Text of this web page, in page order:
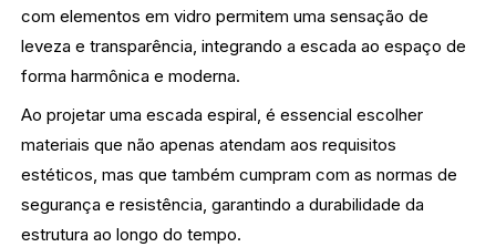
com elementos em vidro permitem uma sensação de
leveza e transparência, integrando a escada ao espaço de
forma harmônica e moderna.
Ao projetar uma escada espiral, é essencial escolher
materiais que não apenas atendam aos requisitos
estéticos, mas que também cumpram com as normas de
segurança e resistência, garantindo a durabilidade da
estrutura ao longo do tempo.